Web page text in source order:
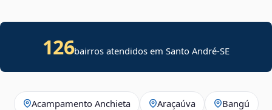
126bairros atendidos emSanto André-SE
Acampamento Anchieta Araçaúva Bangú